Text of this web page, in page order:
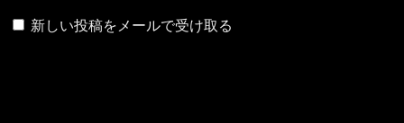
新しい投稿をメールで受け取る